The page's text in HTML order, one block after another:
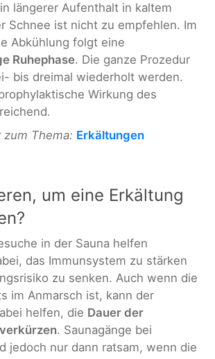
längerer Aufenthalt in kaltem
Schnee ist nicht zu empfehlen. Im
Abkühlung folgt eine
Ruhephase. Die ganze Prozedur
bis dreimal wiederholt werden.
Wirkung des
zum Thema: Erkältungen
um eine Erkältung
in der Sauna helfen
das Immunsystem zu stärken
zu senken. Auch wenn die
im Anmarsch ist, kann der
helfen, die Dauer der
. Saunagänge bei
jedoch nur dann ratsam, wenn die